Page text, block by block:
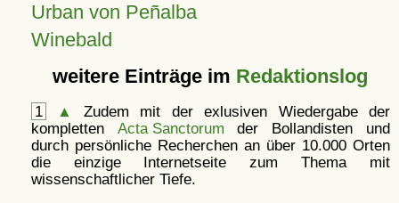
Urban von Peñalba
Winebald
weitere Einträge im Redaktionslog
1 ▲
Zudem mit der exlusiven Wiedergabe der
kompletten Acta Sanctorum der Bollandisten und
durch persönliche Recherchen an über 10.000 Orten
die einzige Internetseite zum Thema mit
wissenschaftlicher Tiefe.